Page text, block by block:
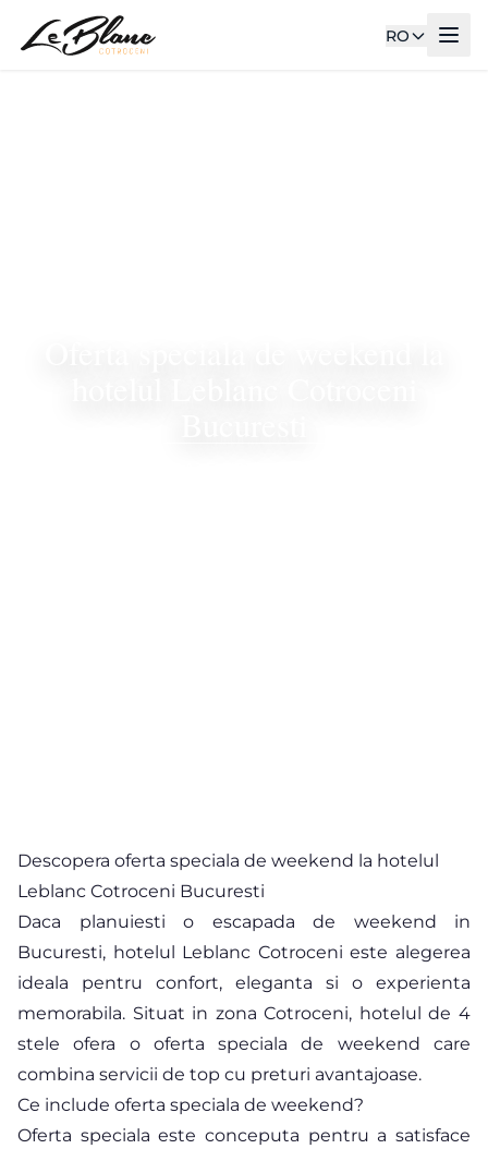
RO
Descopera oferta speciala de weekend la hotelul
Leblanc Cotroceni Bucuresti
Daca planuiesti o escapada de weekend in
Bucuresti, hotelul Leblanc Cotroceni este alegerea
ideala pentru confort, eleganta si o experienta
memorabila. Situat in zona Cotroceni, hotelul de 4
stele ofera o oferta speciala de weekend care
combina servicii de top cu preturi avantajoase.
Ce include oferta speciala de weekend?
Oferta speciala este conceputa pentru a satisface